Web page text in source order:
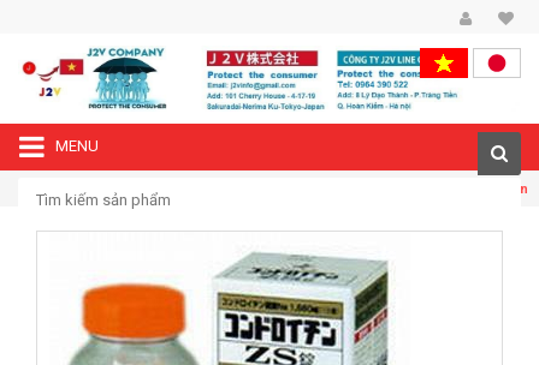
MENU
Thuốc bổ xương khớp ZS Chondroitin của Nhật Bản loại 180 viên